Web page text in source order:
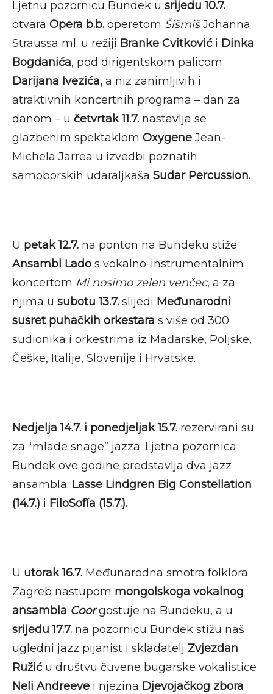
Ljetnu pozornicu Bundek u srijedu 10.7.
otvara Opera b.b. operetom ŠišmišJohanna
Straussa ml. u režiji Branke Cvitković i Dinka
Bogdanića, pod dirigentskom palicom
Darijana Ivezića, a niz zanimljivih i
atraktivnih koncertnih programa – dan za
danom – u četvrtak 11.7. nastavlja se
glazbenim spektaklom Oxygene Jean-
Michela Jarrea u izvedbi poznatih
samoborskih udaraljkaša Sudar Percussion.
U petak 12.7. na ponton na Bundeku stiže
Ansambl Lado s vokalno-instrumentalnim
koncertom Mi nosimo zelen venčec, a za
njima u subotu 13.7. slijedi Međunarodni
susret puhačkih orkestara s više od 300
sudionika i orkestrima iz Mađarske, Poljske,
Češke, Italije, Slovenije i Hrvatske.
Nedjelja 14.7. i ponedjeljak 15.7. rezervirani su
za “mlade snage” jazza. Ljetna pozornica
Bundek ove godine predstavlja dva jazz
ansambla: Lasse Lindgren Big Constellation
(14.7.) i FiloSofía (15.7.).
U utorak 16.7. Međunarodna smotra folklora
Zagreb nastupom mongolskoga vokalnog
ansambla Coorgostuje na Bundeku, a u
srijedu 17.7. na pozornicu Bundek stižu naš
ugledni jazz pijanist i skladatelj Zvjezdan
Ružić u društvu čuvene bugarske vokalistice
Neli Andreeve i njezina Djevojačkog zbora